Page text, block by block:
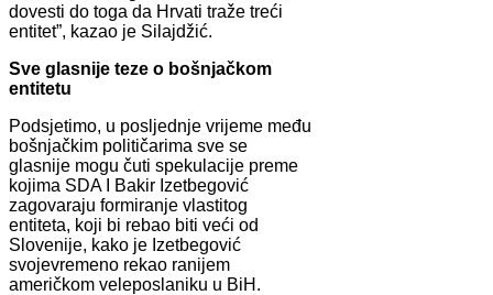
dovesti do toga da Hrvati traže treći
entitet”, kazao je Silajdžić.
Sve glasnije teze o bošnjačkom
entitetu
Podsjetimo, u posljednje vrijeme među
bošnjačkim političarima sve se
glasnije mogu čuti spekulacije preme
kojima SDA I Bakir Izetbegović
zagovaraju formiranje vlastitog
entiteta, koji bi rebao biti veći od
Slovenije, kako je Izetbegović
svojevremeno rekao ranijem
američkom veleposlaniku u BiH.